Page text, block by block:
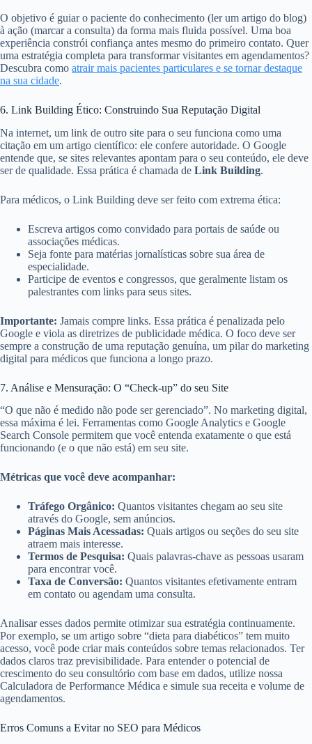
O objetivo é guiar o paciente do conhecimento (ler um artigo do blog)
à ação (marcar a consulta) da forma mais fluida possível. Uma boa
experiência constrói confiança antes mesmo do primeiro contato. Quer
uma estratégia completa para transformar visitantes em agendamentos?
Descubra como atrair mais pacientes particulares e se tornar destaque
na sua cidade.
6. Link Building Ético: Construindo Sua Reputação Digital
Na internet, um link de outro site para o seu funciona como uma
citação em um artigo científico: ele confere autoridade. O Google
entende que, se sites relevantes apontam para o seu conteúdo, ele deve
ser de qualidade. Essa prática é chamada de Link Building.
Para médicos, o Link Building deve ser feito com extrema ética:
Escreva artigos como convidado para portais de saúde ou
associações médicas.
Seja fonte para matérias jornalísticas sobre sua área de
especialidade.
Participe de eventos e congressos, que geralmente listam os
palestrantes com links para seus sites.
Importante: Jamais compre links. Essa prática é penalizada pelo
Google e viola as diretrizes de publicidade médica. O foco deve ser
sempre a construção de uma reputação genuína, um pilar do marketing
digital para médicos que funciona a longo prazo.
7. Análise e Mensuração: O “Check-up” do seu Site
“O que não é medido não pode ser gerenciado”. No marketing digital,
essa máxima é lei. Ferramentas como Google Analytics e Google
Search Console permitem que você entenda exatamente o que está
funcionando (e o que não está) em seu site.
Métricas que você deve acompanhar:
Tráfego Orgânico: Quantos visitantes chegam ao seu site
através do Google, sem anúncios.
Páginas Mais Acessadas: Quais artigos ou seções do seu site
atraem mais interesse.
Termos de Pesquisa: Quais palavras-chave as pessoas usaram
para encontrar você.
Taxa de Conversão: Quantos visitantes efetivamente entram
em contato ou agendam uma consulta.
Analisar esses dados permite otimizar sua estratégia continuamente.
Por exemplo, se um artigo sobre “dieta para diabéticos” tem muito
acesso, você pode criar mais conteúdos sobre temas relacionados. Ter
dados claros traz previsibilidade. Para entender o potencial de
crescimento do seu consultório com base em dados, utilize nossa
Calculadora de Performance Médica e simule sua receita e volume de
agendamentos.
Erros Comuns a Evitar no SEO para Médicos